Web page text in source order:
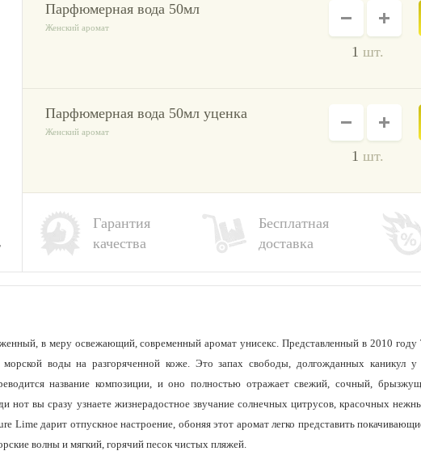
парфюмерная вода 50мл
Женский аромат
1 шт.
парфюмерная вода 50мл уценка
Женский аромат
1 шт.
Гарантия
качества
Бесплатная
доставка
в меру освежающий, современный аромат унисекс. Представленный в 2010
морской воды на разгоряченной коже. Это запах свободы, долгожданных каникул
название композиции, и оно полностью отражает свежий, сочный,
нот вы сразу узнаете жизнерадостное звучание солнечных цитрусов, красочных
Lime дарит отпускное настроение, обоняя этот аромат легко представить
волны и мягкий, горячий песок чистых пляжей.